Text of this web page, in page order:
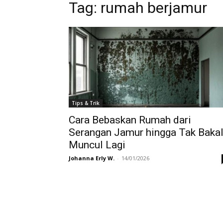
Tag: rumah berjamur
Tips & Trik
Cara Bebaskan Rumah dari
Serangan Jamur hingga Tak Bakal
Muncul Lagi
Johanna Erly W. - 14/01/2026